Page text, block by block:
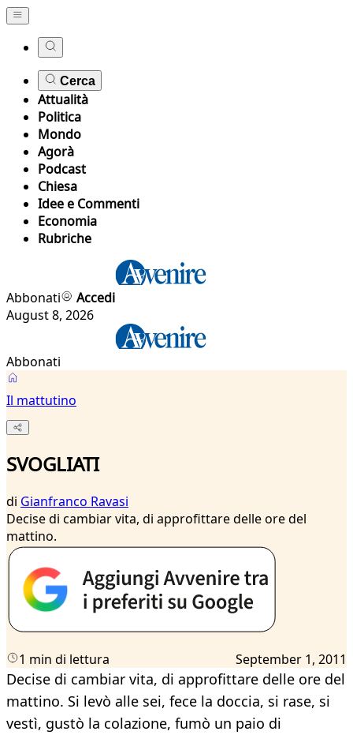
Cerca
Attualità
Politica
Mondo
Agorà
Podcast
Chiesa
Idee e Commenti
Economia
Rubriche
Abbonati
Accedi
August 8, 2026
Abbonati
Il mattutino
SVOGLIATI
di Gianfranco Ravasi
Decise di cambiar vita, di approfittare delle ore del
mattino.
1 min di lettura September 1, 2011
Decise di cambiar vita, di approfittare delle ore del
mattino. Si levò alle sei, fece la doccia, si rase, si
vestì, gustò la colazione, fumò un paio di